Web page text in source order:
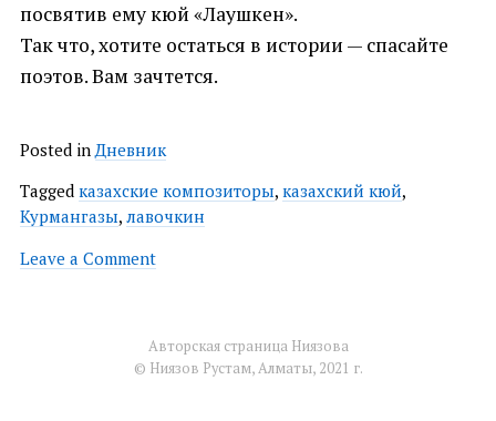
посвятив ему кюй «Лаушкен».
Так что, хотите остаться в истории — спасайте
поэтов. Вам зачтется.
Posted in Дневник
Tagged казахские композиторы, казахский кюй,
Курмангазы, лавочкин
Leave a Commenton
Авторская страница Ниязова
© Ниязов Рустам, Алматы, 2021 г.